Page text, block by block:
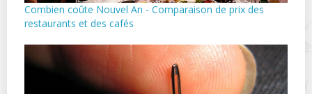
Combien coûte Nouvel An - Comparaison de prix des
restaurants et des cafés